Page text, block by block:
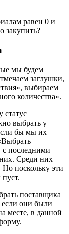
равен 0 и
закупить?
мы будем
заглушки,
выбираем
количества».
статус
выбрать у
бы мы их
с последними
Среди них
поскольку эти
поставщика
если они были
месте, в данной